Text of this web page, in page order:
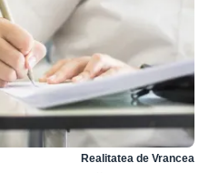
Realitatea de Vrancea